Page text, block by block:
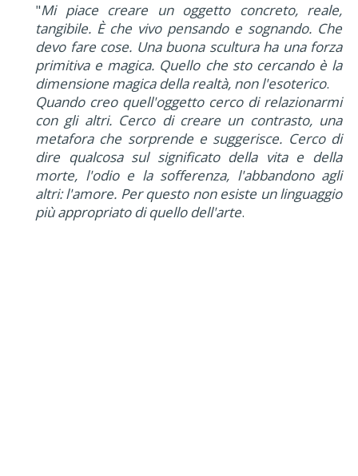
"Mi piace creare un oggetto concreto, reale,
tangibile. È che vivo pensando e sognando. Che
devo fare cose. Una buona scultura ha una forza
primitiva e magica. Quello che sto cercando è la
dimensione magica della realtà, non l'esoterico.
Quando creo quell'oggetto cerco di relazionarmi
con gli altri. Cerco di creare un contrasto, una
metafora che sorprende e suggerisce. Cerco di
dire qualcosa sul significato della vita e della
morte, l'odio e la sofferenza, l'abbandono agli
altri: l'amore. Per questo non esiste un linguaggio
più appropriato di quello dell'arte.